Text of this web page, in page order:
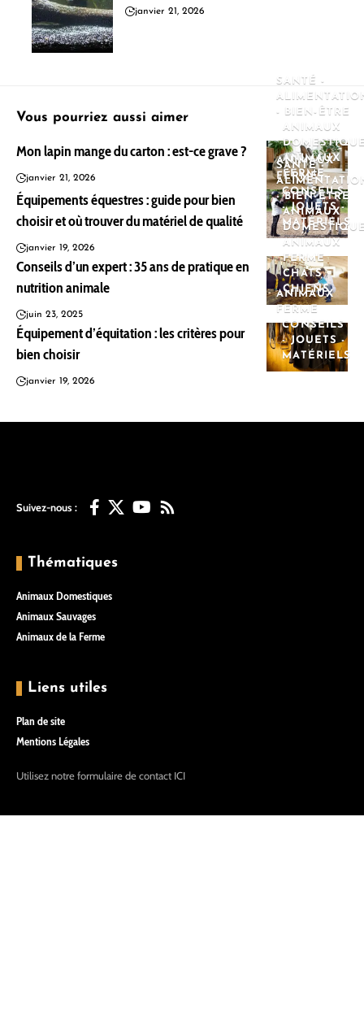
janvier 21, 2026
Vous pourriez aussi aimer
SANTÉ -
- BIEN-ÊTRE
ANIMAUX
ANIMAUX
FERME
Mon lapin mange du carton : est-ce grave ?
janvier 21, 2026
ANIMAUX
FERME
CONSEILS
- JOUETS -
MATÉRIELS
Équipements équestres : guide pour bien
choisir et où trouver du matériel de qualité
janvier 19, 2026
SANTÉ -
- BIEN-ÊTRE
ANIMAUX
ANIMAUX
FERME
CHATS
CHIENS
Conseils d’un expert : 35 ans de pratique en
nutrition animale
juin 23, 2025
ANIMAUX
FERME
CONSEILS
- JOUETS -
MATÉRIELS
Équipement d’équitation : les critères pour
bien choisir
janvier 19, 2026
Suivez-nous :
Thématiques
Animaux Domestiques
Animaux Sauvages
Animaux de la Ferme
Liens utiles
Plan de site
Mentions Légales
Utilisez notre formulaire de contact ICI